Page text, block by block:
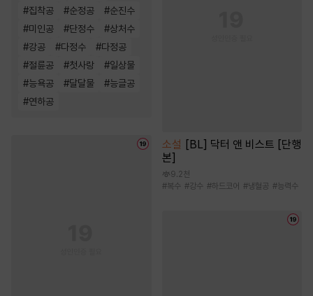
#집착공 #순정공 #순진수
#미인공 #단정수 #상처수
#강공 #다정수 #다정공
#절륜공 #첫사랑 #일상물
#능욕공 #달달물 #능글공
#연하공
소설 [BL] 닥터 앤 비스트 [단행
본]
9.2천
#복수 #강수 #하드코어 #냉혈공 #능력수